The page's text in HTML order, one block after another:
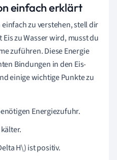
einfach erklärt
zu verstehen, stell dir
zu Wasser wird, musst du
zuführen. Diese Energie
Bindungen in den Eis-
einige wichtige Punkte zu
Energiezufuhr.
H\) ist positiv.